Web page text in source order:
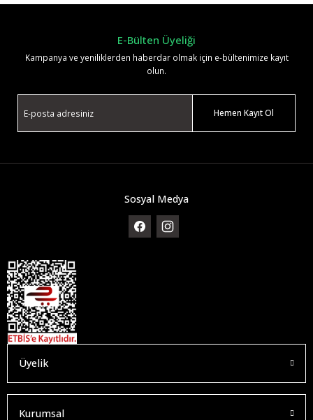
E-Bülten Üyeliği
Kampanya ve yeniliklerden haberdar olmak için e-bültenimize kayıt
olun.
Hemen Kayıt Ol
Sosyal Medya
Üyelik
Kurumsal